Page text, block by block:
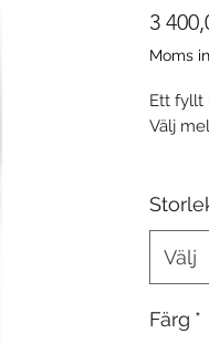
3
Moms
Ett fyllt
Välj
samt
Lägg
kort
kort
Välj
Färg *